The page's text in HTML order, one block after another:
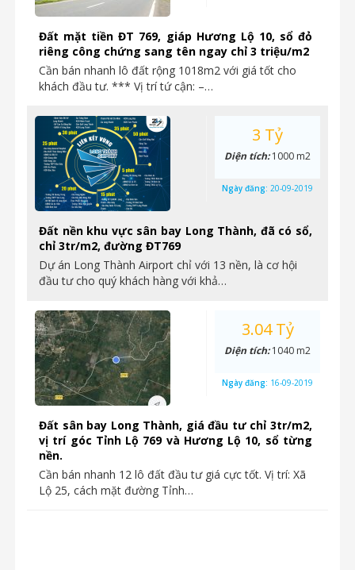
Đất mặt tiền ĐT 769, giáp Hương Lộ 10, sổ đỏ
riêng công chứng sang tên ngay chỉ 3 triệu/m2
Cần bán nhanh lô đất rộng 1018m2 với giá tốt cho
khách đầu tư. *** Vị trí tứ cận: –…
Đất nền khu vực sân bay Long Thành, đã có sổ,
chỉ 3tr/m2, đường ĐT769
Dự án Long Thành Airport chỉ với 13 nền, là cơ hội
đầu tư cho quý khách hàng với khả…
3 Tỷ
Diện tích:1000 m2
Ngày đăng: 20-09-2019
Đất sân bay Long Thành, giá đầu tư chỉ 3tr/m2,
vị trí góc Tỉnh Lộ 769 và Hương Lộ 10, sổ từng
nền.
Cần bán nhanh 12 lô đất đầu tư giá cực tốt. Vị trí: Xã
Lộ 25, cách mặt đường Tỉnh…
3.04 Tỷ
Diện tích:1040 m2
Ngày đăng: 16-09-2019